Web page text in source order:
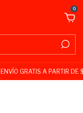
0
GRATIS A PARTIR DE